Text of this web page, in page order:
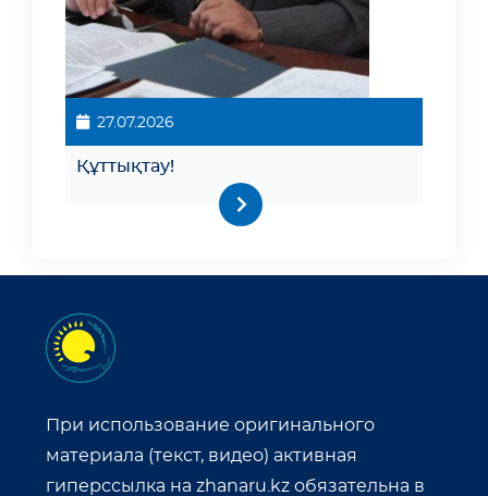
27.07.2026
Құттықтау!
При использование оригинального
материала (текст, видео) активная
гиперссылка на zhanaru.kz обязательна в